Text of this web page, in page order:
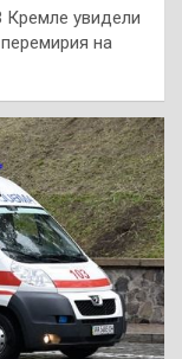
Кремле увидели
на